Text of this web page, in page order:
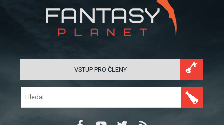
VSTUP PRO ČLENY